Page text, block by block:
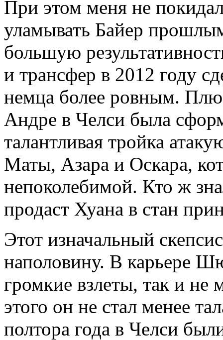
При этом меня не
уламывать Байер
большую
и трансфер в 2012 году
немца более ровным.
Андре в Челси была
талантливая тройка
Маты, Азара и Оскара,
непоколебимой. Кто ж
продаст Хуана в стан
Этот изначальный
наполовину. В карьере
громкие взлеты, так и не
этого он не стал менее
полтора года в Челси